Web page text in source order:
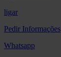
ligar
Pedir Informações
Whatsapp